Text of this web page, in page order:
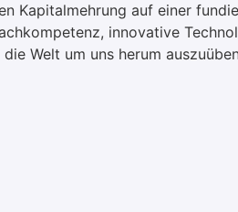
Kapitalmehrung auf einer
innovative
Welt um uns herum